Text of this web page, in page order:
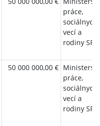
práce,
sociálnych
vecí a
rodiny SR
50 000 000,00 €
práce,
sociálnych
vecí a
rodiny SR